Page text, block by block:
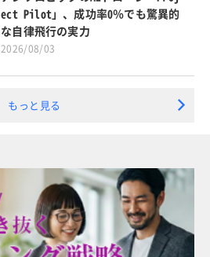
ect Pilot」、成功率0％でも驚異的
な自律飛行の実力
2026/08/03
もっと見る